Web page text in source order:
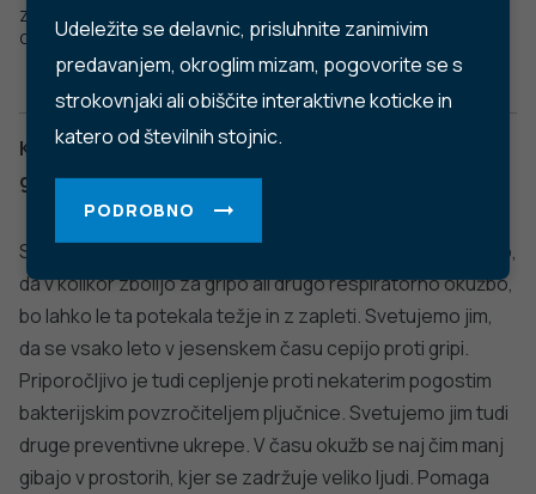
Udeležite se delavnic, prisluhnite zanimivim
predavanjem, okroglim mizam, pogovorite se s
strokovnjaki ali obiščite interaktivne koticke in
katero od številnih stojnic.
PODROBNO
Zadnje posodobljeno: 18.11.2022
Objavljeno: 21.01.2019
Kako se lahko čim bolj obvarujemo pred težavami z
gripo?
Starejši prebivalci so skupina ljudi, pri katerih pričakujemo,
da v kolikor zbolijo za gripo ali drugo respiratorno okužbo,
bo lahko le ta potekala težje in z zapleti. Svetujemo jim,
da se vsako leto v jesenskem času cepijo proti gripi.
Priporočljivo je tudi cepljenje proti nekaterim pogostim
bakterijskim povzročiteljem pljučnice. Svetujemo jim tudi
druge preventivne ukrepe. V času okužb se naj čim manj
gibajo v prostorih, kjer se zadržuje veliko ljudi. Pomaga